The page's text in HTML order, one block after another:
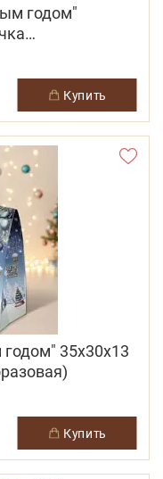
годом"
купить
35х30х13
купить